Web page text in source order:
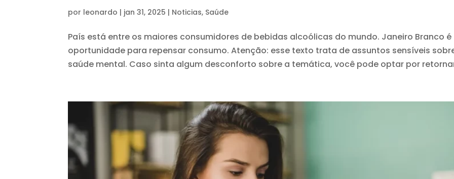
por leonardo | jan 31, 2025 | Noticias, Saúde
País está entre os maiores consumidores de bebidas alcoólicas do mundo. Janeiro Branco é
oportunidade para repensar consumo. Atenção: esse texto trata de assuntos sensíveis
saúde mental. Caso sinta algum desconforto sobre a temática, você pode optar por